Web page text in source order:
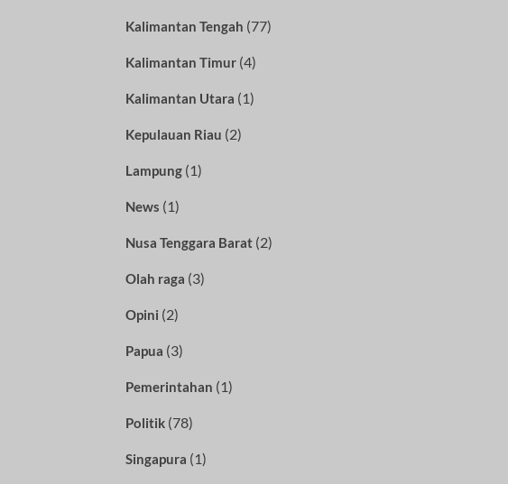
Kalimantan Tengah (77)
Kalimantan Timur(4)
Kalimantan Utara (1)
Kepulauan Riau (2)
Lampung(1)
News (1)
Nusa Tenggara Barat(2)
Olah raga (3)
Opini (2)
Papua (3)
Pemerintahan (1)
Politik(78)
Singapura (1)